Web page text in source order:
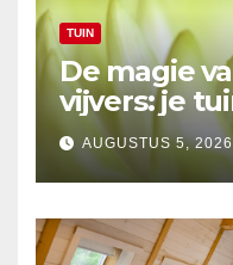
TUIN
De magie
vijvers: je
brengen
AUGUSTUS 5, 2026